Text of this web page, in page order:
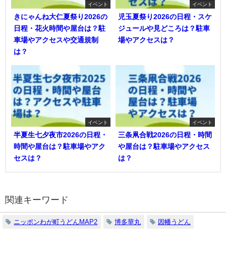
イベント
きにゃんね大仁夏祭り2026の
日程・花火時間や屋台は？駐
車場やアクセスや交通規制
は？
イベント
児玉夏祭り2026の日程・スケ
ジュールや見どころは？駐車
場やアクセスは？
イベント
半夏生七夕夜市2026の日程・
時間や屋台は？駐車場やアク
セスは？
イベント
三条凧合戦2026の日程・時間
や屋台は？駐車場やアクセス
は？
関連キーワード
ニッポンわが町うどんMAP2 博多華丸 因幡うどん